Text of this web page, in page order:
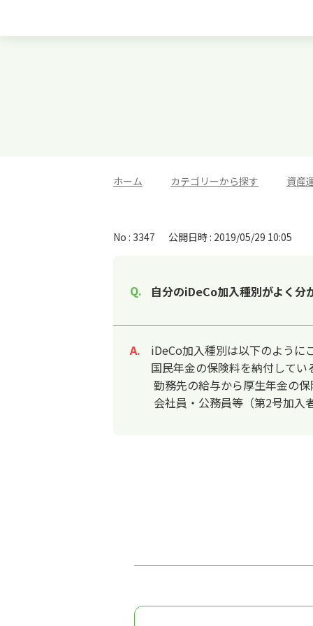
ホーム カテゴリーから探す 資産
No : 3347 公開日時 : 2019/05/29 10:05
自分のiDeCo加入種別がよく分
回答
iDeCo加入種別は以下のように
国民年金の保険料を納付して
勤務先の給与から厚生年金の
会社員・公務員等（第2号加入